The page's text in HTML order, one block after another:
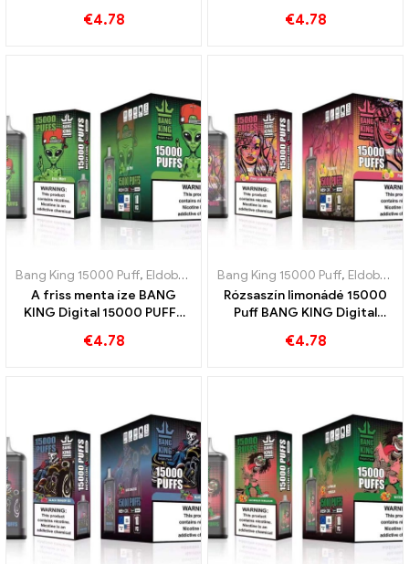
€4.78
élményért 15000 PUFFOK
€4.78
Bang King 15000 Puff, Eldobható e-cigaretta Svédország ,
A friss menta íze BANG
KING Digital 15000 PUFFS
€4.78
Bang King 15000 Puff, Eldobható e-cigaretta Svédország
Rózsaszín limonádé 15000
Puff BANG KING Digital
élmény
€4.78